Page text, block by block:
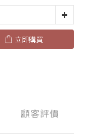
立即購買
顧客評價